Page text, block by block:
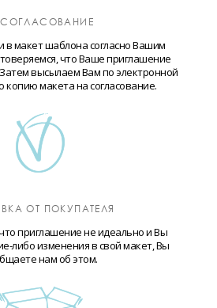
макет шаблона согласно Вашим
что Ваше приглашение
высылаем Вам по электронной
макета на согласование.
ОТ ПОКУПАТЕЛЯ
приглашение не идеально и Вы
либо изменения в свой макет, Вы
нам об этом.